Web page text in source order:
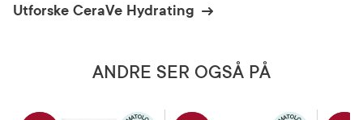
Utforske CeraVe Hydrating
ANDRE SER OGSÅ PÅ